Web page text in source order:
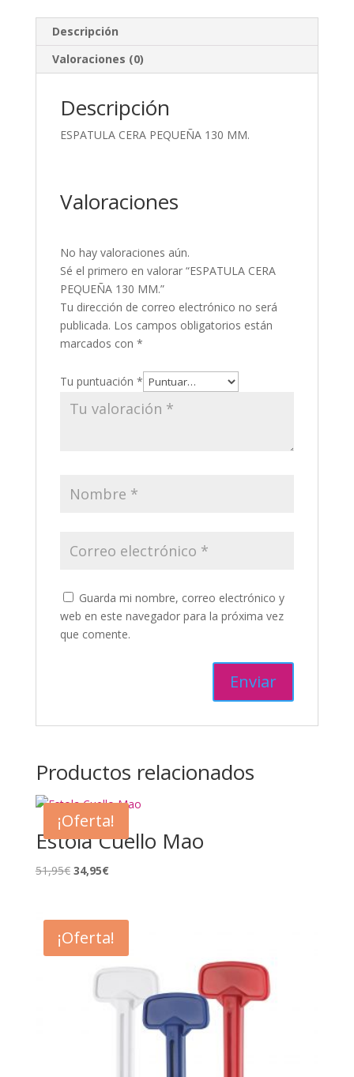
Descripción
Valoraciones (0)
Descripción
ESPATULA CERA PEQUEÑA 130 MM.
Valoraciones
No hay valoraciones aún.
Sé el primero en valorar “ESPATULA CERA
PEQUEÑA 130 MM.”
Tu dirección de correo electrónico no será
publicada. Los campos obligatorios están
marcados con *
Tu puntuación *
Guarda mi nombre, correo electrónico y
web en este navegador para la próxima vez
que comente.
Productos relacionados
¡Oferta!
Estola Cuello Mao
51,95€ El
era:
51,95€.
34,95€El
es:
34,95€.
¡Oferta!